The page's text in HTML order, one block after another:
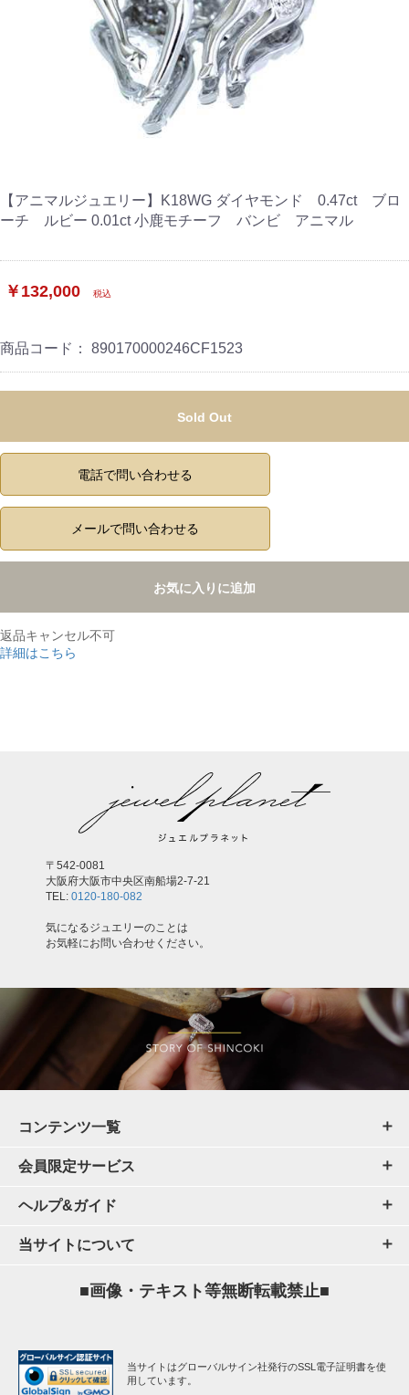
【アニマルジュエリー】K18WG ダイヤモンド 0.47ct ブロ
ーチ ルビー 0.01ct 小鹿モチーフ バンビ アニマル
￥132,000 税込
商品コード： 890170000246CF1523
Sold Out
電話で問い合わせる
メールで問い合わせる
お気に入りに追加
返品キャンセル不可
詳細はこちら
〒542-0081
大阪府大阪市中央区南船場2-7-21
TEL: 0120-180-082
気になるジュエリーのことは
お気軽にお問い合わせください。
コンテンツ一覧
会員限定サービス
ヘルプ&ガイド
当サイトについて
■画像・テキスト等無断転載禁止■
当サイトはグローバルサイン社発行のSSL電子証明書を使
用しています。